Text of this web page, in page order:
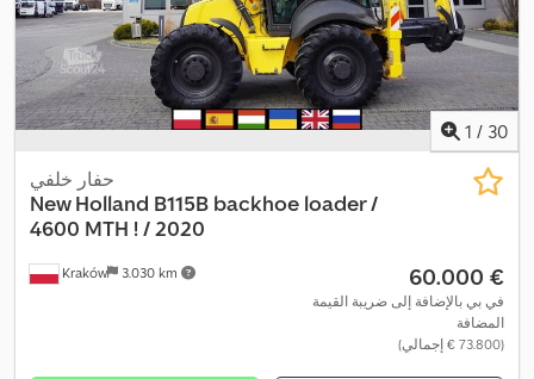
1 / 30
Kraków 3.030 km
حفار خلفي
New Holland B115B backhoe loader /
4600 MTH ! / 2020
‏60.000 €
في بي بالإضافة إلى ضريبة القيمة
المضافة
(‏73.800 € إجمالي)